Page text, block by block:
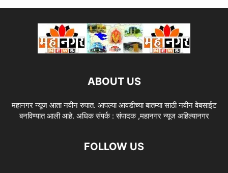
ABOUT US
महानगर न्यूज आता नवीन रुपात. आपल्या आवडीच्या बातम्या साठी नवीन वेबसाईट
बनविण्यात आली आहे. अधिक संपर्क : संपादक ,महानगर न्यूज अहिल्यानगर
FOLLOW US